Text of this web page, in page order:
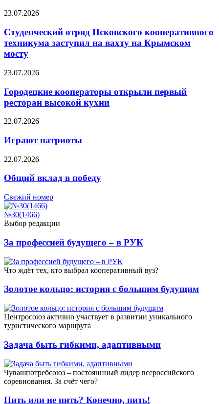
23.07.2026
Студенческий отряд Псковского кооперативного
техникума заступил на вахту на Крымском
мосту
23.07.2026
Городецкие кооператоры открыли первый
ресторан высокой кухни
22.07.2026
Играют патриоты
22.07.2026
Общий вклад в победу
Свежий номер
№30(1466)
Выбор редакции
За профессией будущего – в РУК
Что ждёт тех, кто выбрал кооперативный вуз?
Золотое кольцо: история с большим будущим
Центросоюз активно участвует в развитии уникального
туристического маршрута
Задача быть гибкими, адаптивными
Чувашпотребсоюз – постояннный лидер всероссийского
соревнования. За счёт чего?
Пить или не пить? Конечно, пить!